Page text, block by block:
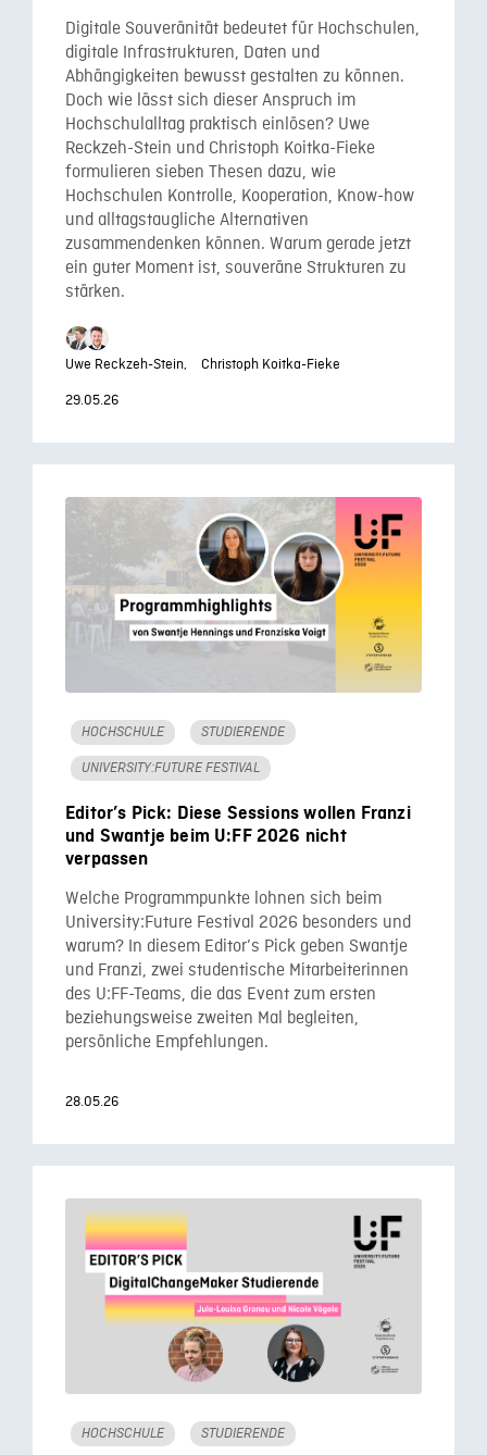
Digitale Souveränität bedeutet für Hochschulen,
digitale Infrastrukturen, Daten und
Abhängigkeiten bewusst gestalten zu können.
Doch wie lässt sich dieser Anspruch im
Hochschulalltag praktisch einlösen? Uwe
Reckzeh-Stein und Christoph Koitka-Fieke
formulieren sieben Thesen dazu, wie
Hochschulen Kontrolle, Kooperation, Know-how
und alltagstaugliche Alternativen
zusammendenken können. Warum gerade jetzt
ein guter Moment ist, souveräne Strukturen zu
stärken.
Uwe Reckzeh-Stein,
Christoph Koitka-Fieke
29.05.26
HOCHSCHULE STUDIERENDE
UNIVERSITY:FUTURE FESTIVAL
Editor’s Pick: Diese Sessions wollen Franzi
und Swantje beim U:FF 2026 nicht
verpassen
Welche Programmpunkte lohnen sich beim
University:Future Festival 2026 besonders und
warum? In diesem Editor’s Pick geben Swantje
und Franzi, zwei studentische Mitarbeiterinnen
des U:FF-Teams, die das Event zum ersten
beziehungsweise zweiten Mal begleiten,
persönliche Empfehlungen.
28.05.26
HOCHSCHULE STUDIERENDE